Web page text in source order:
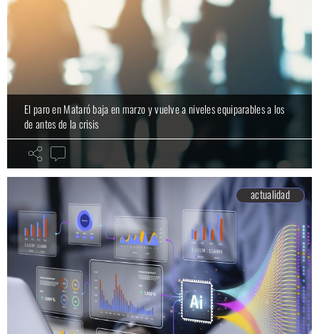
El paro en Mataró baja en marzo y vuelve a niveles equiparables a los
de antes de la crisis
actualidad